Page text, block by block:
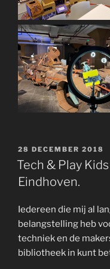
GEPLAATST
OP
28 DECEMBER 2018
Tech & Play
Eindhoven.
Iedereen die mij al
belangstelling heb
techniek en de
bibliotheek in kunt